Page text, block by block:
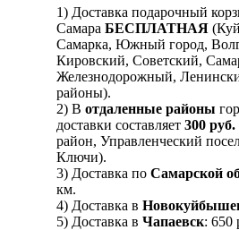
1) Доставка подарочный
Самара БЕСПЛАТНАЯ
Самарка, Южный город,
Кировский, Советский,
Железнодорожный,
районы).
2) В отдаленные районы
доставки составляет 300 руб.
район, Управленческий
Ключи).
3) Доставка по Самарской
км.
4) Доставка в
5) Доставка в Чапаевск: 650